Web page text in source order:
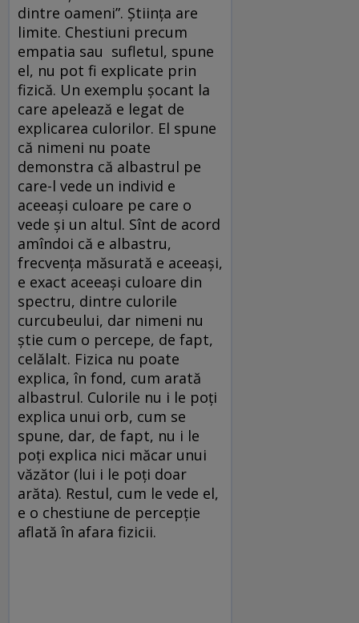
dintre oameni”. Știința are
limite. Chestiuni precum
empatia sau sufletul, spune
el, nu pot fi explicate prin
fizică. Un exemplu șocant la
care apelează e legat de
explicarea culorilor. El spune
că nimeni nu poate
demonstra că albastrul pe
care-l vede un individ e
aceeași culoare pe care o
vede și un altul. Sînt de acord
amîndoi că e albastru,
frecvența măsurată e aceeași,
e exact aceeași culoare din
spectru, dintre culorile
curcubeului, dar nimeni nu
știe cum o percepe, de fapt,
celălalt. Fizica nu poate
explica, în fond, cum arată
albastrul. Culorile nu i le poți
explica unui orb, cum se
spune, dar, de fapt, nu i le
poți explica nici măcar unui
văzător (lui i le poți doar
arăta). Restul, cum le vede el,
e o chestiune de percepție
aflată în afara fizicii.